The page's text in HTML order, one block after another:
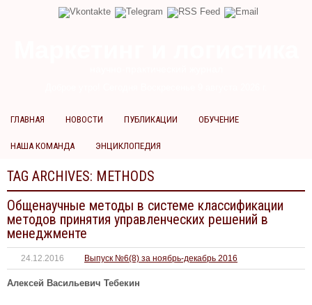
ГЛАВНАЯ НОВОСТИ ПУБЛИКАЦИИ ОБУЧЕНИЕ
НАША КОМАНДА ЭНЦИКЛОПЕДИЯ
TAG ARCHIVES: METHODS
Общенаучные методы в системе классификации
методов принятия управленческих решений в
менеджменте
24.12.2016 Выпуск №6(8) за ноябрь-декабрь 2016
Алексей Васильевич Тебекин